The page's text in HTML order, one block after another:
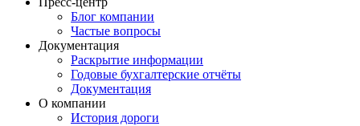
Блог компании
Частые вопросы
Документация
Раскрытие информации
Годовые бухгалтерские отчёты
Документация
О компании
История дороги